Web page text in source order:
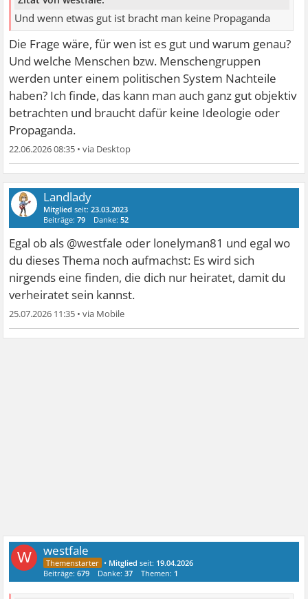
Und wenn etwas gut ist bracht man keine Propaganda
Die Frage wäre, für wen ist es gut und warum genau?
Und welche Menschen bzw. Menschengruppen
werden unter einem politischen System Nachteile
haben? Ich finde, das kann man auch ganz gut objektiv
betrachten und braucht dafür keine Ideologie oder
Propaganda.
22.06.2026 08:35 •
Landlady
Mitglied seit:23.03.2023
Beiträge:79 Danke:52
Egal ob als @westfale oder lonelyman81 und egal wo
du dieses Thema noch aufmachst: Es wird sich
nirgends eine finden, die dich nur heiratet, damit du
verheiratet sein kannst.
25.07.2026 11:35 •
W westfale
• Mitglied seit: 19.04.2026
Beiträge:679 Danke:37 Themen: 1